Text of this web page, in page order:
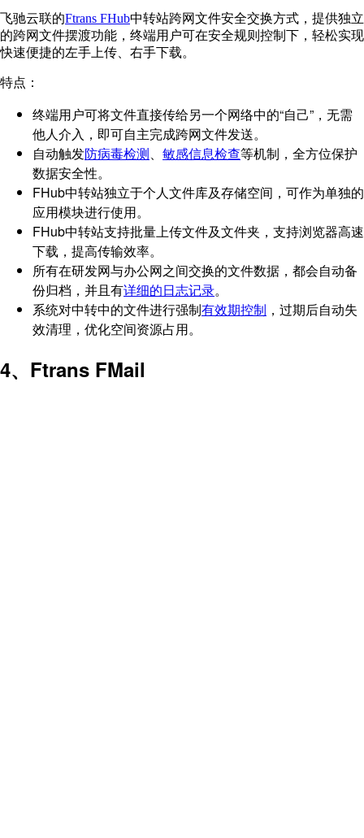
飞驰云联的Ftrans FHub中转站跨网文件安全交换方式，提供独立
的跨网文件摆渡功能，终端用户可在安全规则控制下，轻松实现
快速便捷的左手上传、右手下载。
特点：
终端用户可将文件直接传给另一个网络中的“自己”，无需
他人介入，即可自主完成跨网文件发送。
自动触发防病毒检测、 敏感信息检查等机制，全方位保护
数据安全性。
FHub中转站独立于个人文件库及存储空间，可作为单独的
应用模块进行使用。
FHub中转站支持批量上传文件及文件夹，支持浏览器高速
下载，提高传输效率。
所有在研发网与办公网之间交换的文件数据，都会自动备
份归档，并且有详细的日志记录。
系统对中转中的文件进行强制有效期控制 ，过期后自动失
效清理，优化空间资源占用。
4、Ftrans FMail